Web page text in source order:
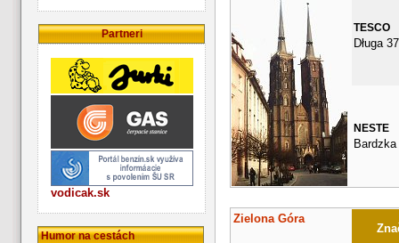
Partneri
vodicak.sk
Humor na cestách
TESCO
Długa
NESTE
Bardzka
Zielona Góra